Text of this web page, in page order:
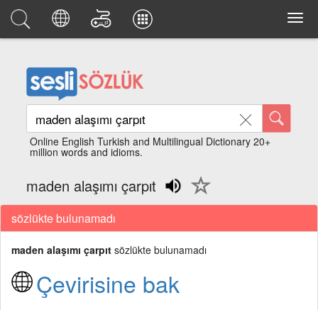
Online English Turkish and Multilingual Dictionary 20+
million words and idioms.
maden alaşımı çarpıt
sözlükte bulunamadı
maden alaşımı çarpıt sözlükte bulunamadı
Çevirisine bak